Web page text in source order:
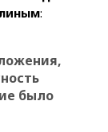
:
было